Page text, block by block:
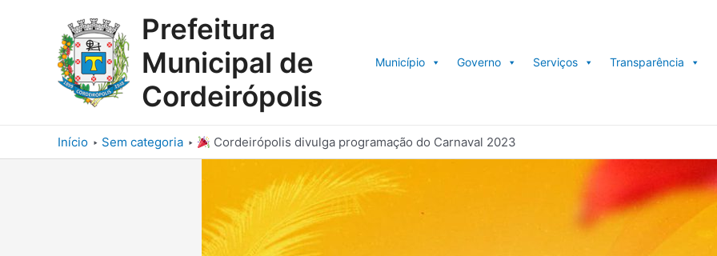
Prefeitura
Municipal de
Cordeirópolis
Município Governo Serviços Transparência
Início Sem categoria Cordeirópolis divulga programação do Carnaval 2023